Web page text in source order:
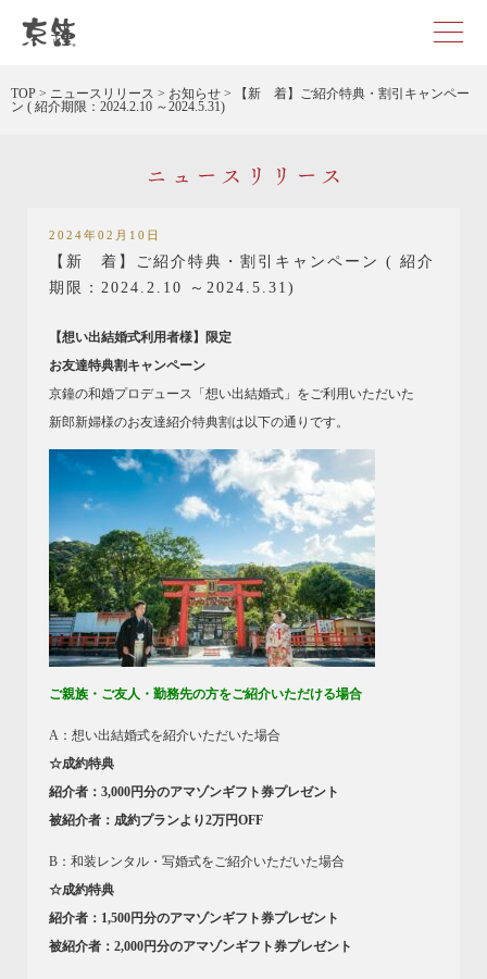
TOP > ニュースリリース > お知らせ >
【新 着】ご紹介特典・割引キャンペー
ン ( 紹介期限：2024.2.10 ～2024.5.31)
2024年02月10日
【新 着】ご紹介特典・割引キャンペーン ( 紹介
期限：2024.2.10 ～2024.5.31)
【想い出結婚式利用者様】限定
お友達特典割キャンペーン
京鐘の和婚プロデュース「想い出結婚式」をご利用いただいた
新郎新婦様のお友達紹介特典割は以下の通りです。
ご親族・ご友人・勤務先の方をご紹介いただける場合
A：想い出結婚式を紹介いただいた場合
☆成約特典
紹介者：3,000円分のアマゾンギフト券プレゼント
被紹介者：成約プランより2万円OFF
B：和装レンタル・写婚式をご紹介いただいた場合
☆成約特典
紹介者：1,500円分のアマゾンギフト券プレゼント
被紹介者：2,000円分のアマゾンギフト券プレゼント